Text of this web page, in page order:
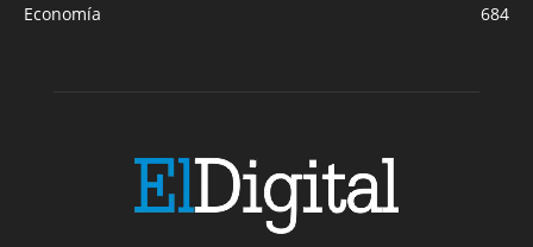
Economía
684